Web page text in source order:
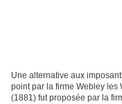
Une alternative aux
point par la firme Webley les
(1881) fut proposée par la